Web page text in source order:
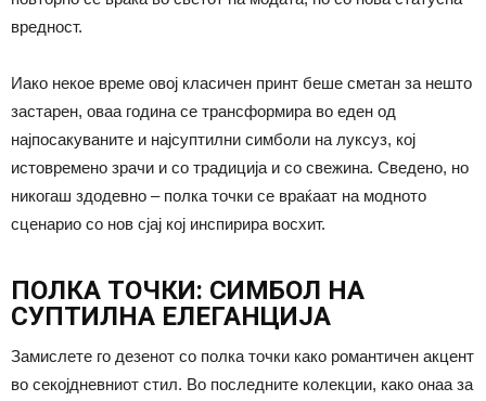
вредност.
Иако некое време овој класичен принт беше сметан за нешто
застарен, оваа година се трансформира во еден од
најпосакуваните и најсуптилни симболи на луксуз, кој
истовремено зрачи и со традиција и со свежина. Сведено, но
никогаш здодевно – полка точки се враќаат на модното
сценарио со нов сјај кој инспирира восхит.
ПОЛКА ТОЧКИ: СИМБОЛ НА
СУПТИЛНА ЕЛЕГАНЦИЈА
Замислете го дезенот со полка точки како романтичен акцент
во секојдневниот стил. Во последните колекции, како онаа за